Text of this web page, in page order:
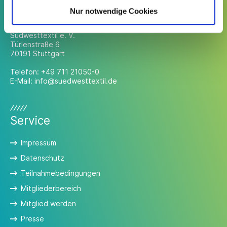
Nur notwendige Cookies
Südwesttextil e. V.
Türlenstraße 6
70191 Stuttgart
Telefon: +49 711 21050-0
E-Mail: info@suedwesttextil.de
Service
Impressum
Datenschutz
Teilnahmebedingungen
Mitgliederbereich
Mitglied werden
Presse